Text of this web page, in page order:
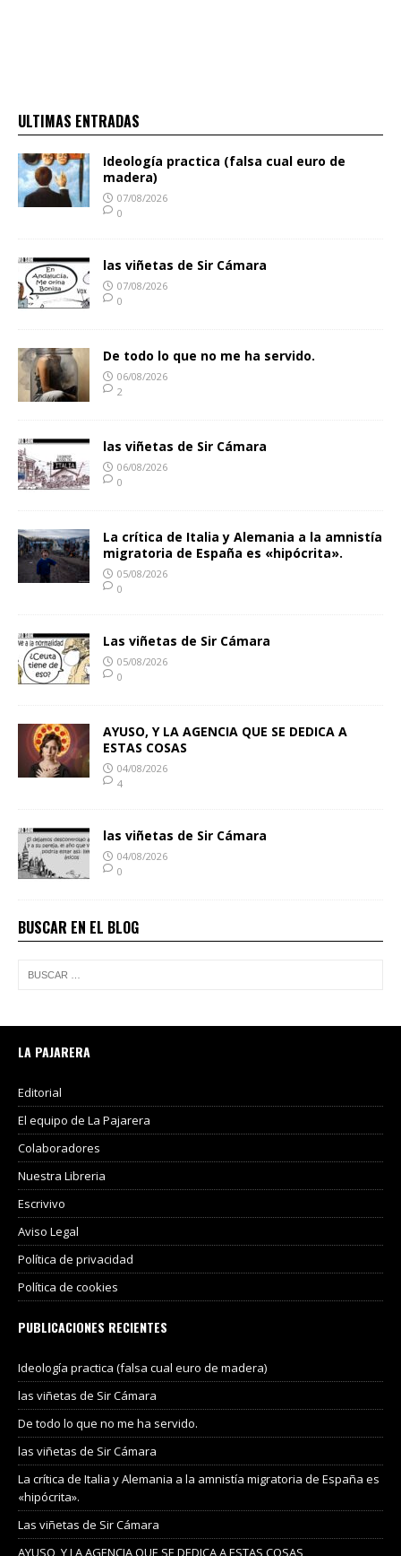
ULTIMAS ENTRADAS
Ideología practica (falsa cual euro de
madera)
07/08/2026
0
las viñetas de Sir Cámara
07/08/2026
0
De todo lo que no me ha servido.
06/08/2026
2
las viñetas de Sir Cámara
06/08/2026
0
La crítica de Italia y Alemania a la amnistía
migratoria de España es «hipócrita».
05/08/2026
0
Las viñetas de Sir Cámara
05/08/2026
0
AYUSO, Y LA AGENCIA QUE SE DEDICA A
ESTAS COSAS
04/08/2026
4
las viñetas de Sir Cámara
04/08/2026
0
BUSCAR EN EL BLOG
LA PAJARERA
Editorial
El equipo de La Pajarera
Colaboradores
Nuestra Libreria
Escrivivo
Aviso Legal
Política de privacidad
Política de cookies
PUBLICACIONES RECIENTES
Ideología practica (falsa cual euro de madera)
las viñetas de Sir Cámara
De todo lo que no me ha servido.
las viñetas de Sir Cámara
La crítica de Italia y Alemania a la amnistía migratoria de España es
«hipócrita».
Las viñetas de Sir Cámara
AYUSO, Y LA AGENCIA QUE SE DEDICA A ESTAS COSAS